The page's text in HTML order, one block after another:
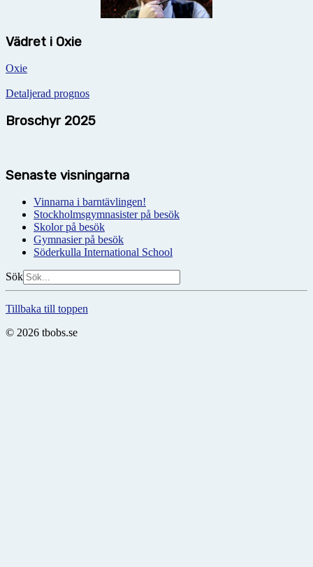
Vädret i Oxie
Oxie
Detaljerad prognos
Broschyr 2025
Senaste visningarna
Vinnarna i barntävlingen!
Stockholmsgymnasister på besök
Skolor på besök
Gymnasier på besök
Söderkulla International School
Sök
Tillbaka till toppen
© 2026 tbobs.se